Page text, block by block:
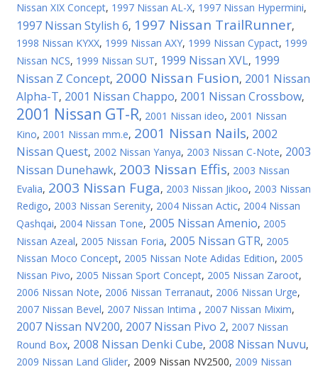
Nissan XIX Concept, 1997 Nissan AL-X, 1997 Nissan Hypermini,
1997 Nissan Stylish 6, 1997 Nissan TrailRunner,
1998 Nissan KYXX, 1999 Nissan AXY, 1999 Nissan Cypact, 1999
Nissan NCS, 1999 Nissan SUT, 1999 Nissan XVL, 1999
Nissan Z Concept, 2000 Nissan Fusion, 2001 Nissan
Alpha-T, 2001 Nissan Chappo, 2001 Nissan Crossbow,
2001 Nissan GT-R, 2001 Nissan ideo, 2001 Nissan
Kino, 2001 Nissan mm.e, 2001 Nissan Nails, 2002
Nissan Quest, 2002 Nissan Yanya, 2003 Nissan C-Note, 2003
Nissan Dunehawk, 2003 Nissan Effis, 2003 Nissan
Evalia, 2003 Nissan Fuga, 2003 Nissan Jikoo, 2003 Nissan
Redigo, 2003 Nissan Serenity, 2004 Nissan Actic, 2004 Nissan
Qashqai, 2004 Nissan Tone, 2005 Nissan Amenio, 2005
Nissan Azeal, 2005 Nissan Foria, 2005 Nissan GTR, 2005
Nissan Moco Concept, 2005 Nissan Note Adidas Edition, 2005
Nissan Pivo, 2005 Nissan Sport Concept, 2005 Nissan Zaroot,
2006 Nissan Note, 2006 Nissan Terranaut, 2006 Nissan Urge,
2007 Nissan Bevel, 2007 Nissan Intima , 2007 Nissan Mixim,
2007 Nissan NV200, 2007 Nissan Pivo 2, 2007 Nissan
Round Box, 2008 Nissan Denki Cube, 2008 Nissan Nuvu,
2009 Nissan Land Glider, 2009 Nissan NV2500, 2009 Nissan